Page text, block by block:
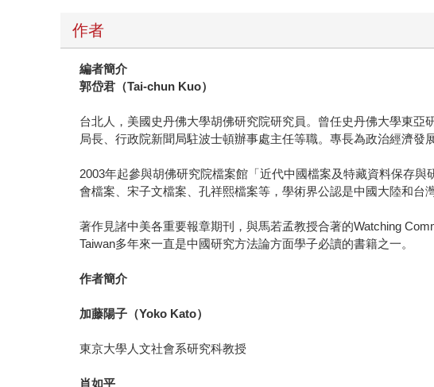
作者
編者簡介
郭岱君（Tai-chun Kuo）
台北人，美國史丹佛大學胡佛研究院研究員。曾任史丹佛大學東
局長、行政院新聞局駐波士頓辦事處主任等職。專長為政治經濟
2003年起參與胡佛研究院檔案館「近代中國檔案及特藏資料保存
會檔案、宋子文檔案、孔祥熙檔案等，學術界公認是中國大陸和台
著作見諸中美各重要報章期刊，與馬若孟教授合著的Watching
Taiwan多年來一直是中國研究方法論方面學子必讀的書籍之一。
作者簡介
加藤陽子（Yoko Kato）
東京大學人文社會系研究科教授
肖如平